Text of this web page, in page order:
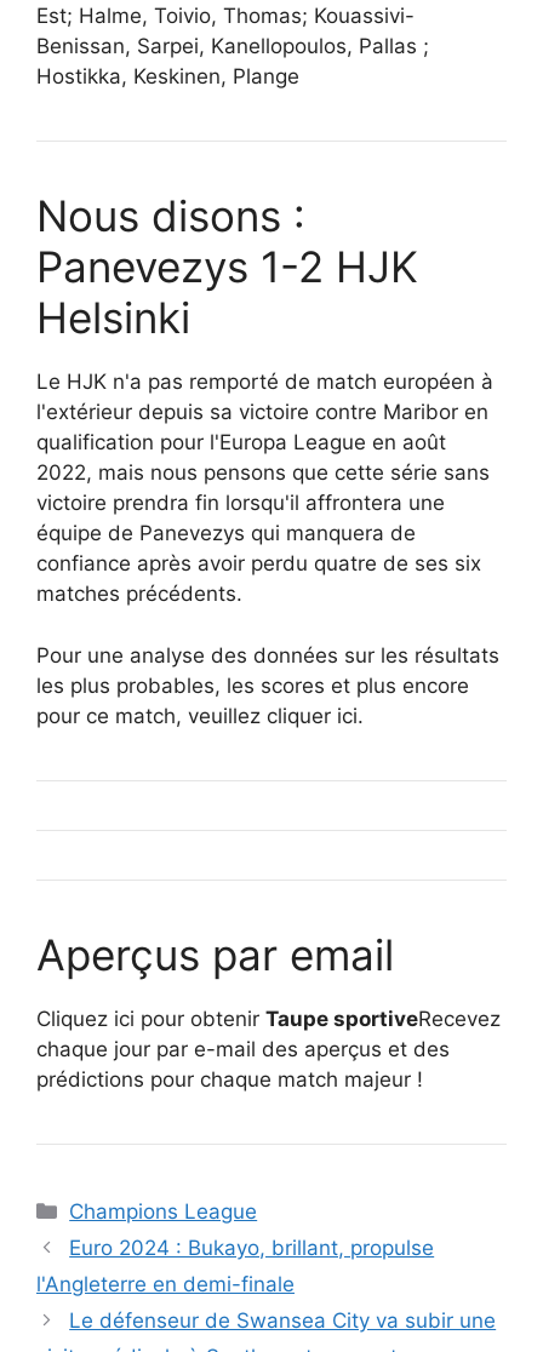
Est; Halme, Toivio, Thomas; Kouassivi-
Benissan, Sarpei, Kanellopoulos, Pallas ;
Hostikka, Keskinen, Plange
Nous disons :
Panevezys 1-2 HJK
Helsinki
Le HJK n'a pas remporté de match européen à
l'extérieur depuis sa victoire contre Maribor en
qualification pour l'Europa League en août
2022, mais nous pensons que cette série sans
victoire prendra fin lorsqu'il affrontera une
équipe de Panevezys qui manquera de
confiance après avoir perdu quatre de ses six
matches précédents.
Pour une analyse des données sur les résultats
les plus probables, les scores et plus encore
pour ce match, veuillez cliquer ici.
Aperçus par email
Cliquez ici pour obtenir Taupe sportiveRecevez
chaque jour par e-mail des aperçus et des
prédictions pour chaque match majeur !
Catégories
Champions League
Euro 2024 : Bukayo, brillant, propulse
l'Angleterre en demi-finale
Le défenseur de Swansea City va subir une